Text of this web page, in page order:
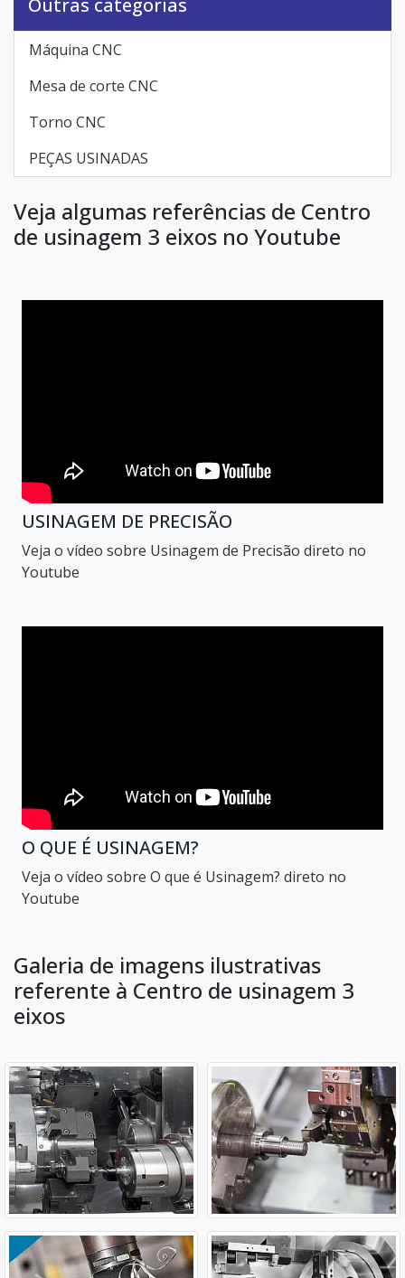
Outras categorias
Máquina CNC
Mesa de corte CNC
Torno CNC
PEÇAS USINADAS
Veja algumas referências de Centro
de usinagem 3 eixos no Youtube
USINAGEM DE PRECISÃO
Veja o vídeo sobre Usinagem de Precisão direto no
Youtube
O QUE É USINAGEM?
Veja o vídeo sobre O que é Usinagem? direto no
Youtube
Galeria de imagens ilustrativas
referente à Centro de usinagem 3
eixos